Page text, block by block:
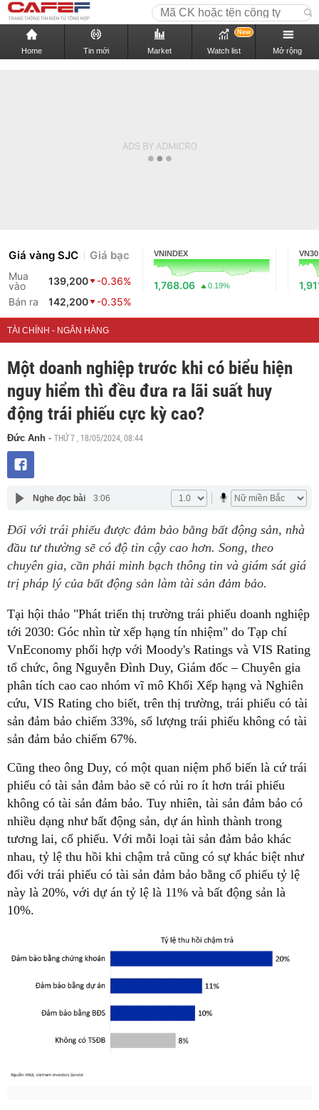
Home Tin mới Market Watch list
New
Mở rộng
Giá vàng SJC Giá bạc
Mua
vào
139,200
-0.36%
Bán ra
142,200 -0.35%
VNINDEX
1,768.06 0.19%
VN30
TÀI CHÍNH - NGÂN HÀNG
Một doanh nghiệp trước khi có biểu hiện
nguy hiểm thì đều đưa ra lãi suất huy
động trái phiếu cực kỳ cao?
Đức Anh - THỨ 7 , 18/05/2024, 08:44
Nghe đọc bài 3:06
Đối với trái phiếu được đảm bảo bằng bất động sản, nhà
đầu tư thường sẽ có độ tin cậy cao hơn. Song, theo
chuyên gia, cần phải minh bạch thông tin và giám sát giá
trị pháp lý của bất động sản làm tài sản đảm bảo.
Tại hội thảo "Phát triển thị trường trái phiếu doanh nghiệp
tới 2030: Góc nhìn từ xếp hạng tín nhiệm" do Tạp chí
VnEconomy phối hợp với Moody's Ratings và VIS Rating
tổ chức, ông Nguyễn Đình Duy, Giám đốc – Chuyên gia
phân tích cao cao nhóm vĩ mô Khối Xếp hạng và Nghiên
cứu, VIS Rating cho biết, trên thị trường, trái phiếu có tài
sản đảm bảo chiếm 33%, số lượng trái phiếu không có tài
sản đảm bảo chiếm 67%.
Cũng theo ông Duy, có một quan niệm phổ biến là cứ trái
phiếu có tài sản đảm bảo sẽ có rủi ro ít hơn trái phiếu
không có tài sản đảm bảo. Tuy nhiên, tài sản đảm bảo có
nhiều dạng như bất động sản, dự án hình thành trong
tương lai, cổ phiếu. Với mỗi loại tài sản đảm bảo khác
nhau, tỷ lệ thu hồi khi chậm trả cũng có sự khác biệt như
đối với trái phiếu có tài sản đảm bảo bằng cổ phiếu tỷ lệ
này là 20%, với dự án tỷ lệ là 11% và bất động sản là
10%.